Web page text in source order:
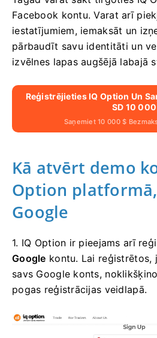
Facebook kontu. Varat arī
iestatījumiem, iemaksāt un
pārbaudīt savu identitāti un
izvēlnes lapas augšējā labajā
Reģistrējieties IQ Option Un
SD 10 000
Saņemiet 10 000 $
Kā atvērt demo
Option
Google
1. IQ Option ir pieejams arī
Google kontu. Lai reģistrētos,
savs Google konts,
pogas reģistrācijas veidlapā.